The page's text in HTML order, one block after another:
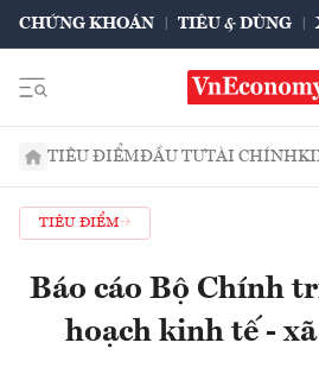
CHỨNG KHOÁN TIÊU & DÙNG
TIÊU ĐIỂMĐẦU TƯTÀI CHÍNH
TIÊU ĐIỂM
Báo cáo Bộ Chính
hoạch kinh tế -